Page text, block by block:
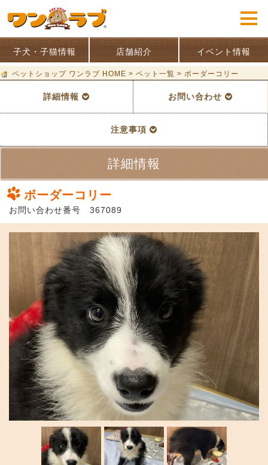
子犬・子猫情報 店舗紹介 イベント情報
ペットショップ ワンラブ HOME > ペット一覧 > ボーダーコリー
詳細情報 お問い合わせ
注意事項
詳細情報
ボーダーコリー
お問い合わせ番号 367089